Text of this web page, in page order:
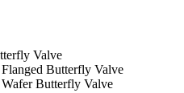
Valve
Butterfly Valve
Butterfly Valve